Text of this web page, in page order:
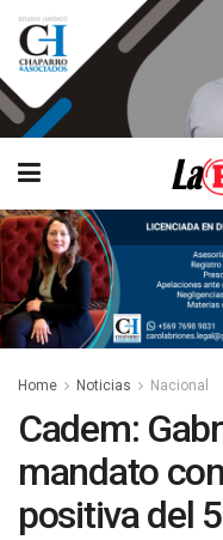
Home Noticias Nacional
Cadem:
mandato
positiva del